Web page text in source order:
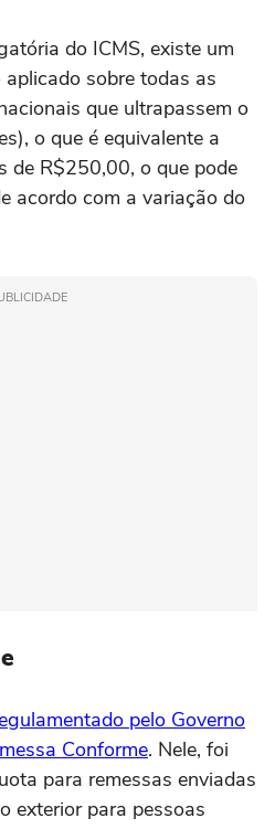
do ICMS, existe um
sobre todas as
que ultrapassem o
o que é equivalente a
de R$250,00, o que pode
acordo com a variação do
pelo Governo
Conforme. Nele, foi
para remessas enviadas
exterior para pessoas